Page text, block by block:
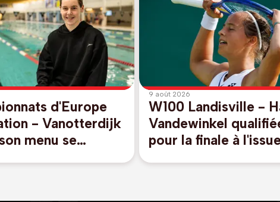
d'Europe
- Vanotterdijk
menu se
9 août 2026
W100 Landisville -
Vandewinkel
pour la finale à